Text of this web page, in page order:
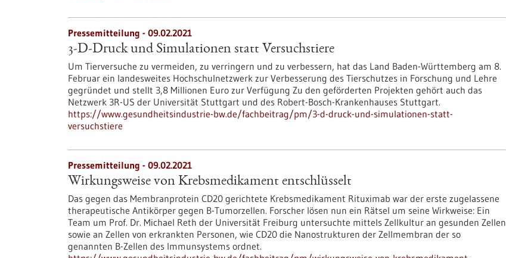
Pressemitteilung - 09.02.2021
3-D-Druck und Simulationen statt Versuchstiere
Um Tierversuche zu vermeiden, zu verringern und zu verbessern, hat das Land Baden-Württemberg am 8.
Februar ein landesweites Hochschulnetzwerk zur Verbesserung des Tierschutzes in Forschung und Lehre
gegründet und stellt 3,8 Millionen Euro zur Verfügung Zu den geförderten Projekten gehört auch das
Netzwerk 3R-US der Universität Stuttgart und des Robert-Bosch-Krankenhauses Stuttgart.
https://www.gesundheitsindustrie-bw.de/fachbeitrag/pm/3-d-druck-und-simulationen-statt-
versuchstiere
Pressemitteilung - 09.02.2021
Wirkungsweise von Krebsmedikament entschlüsselt
Das gegen das Membranprotein CD20 gerichtete Krebsmedikament Rituximab war der erste zugelassene
therapeutische Antikörper gegen B-Tumorzellen. Forscher lösen nun ein Rätsel um seine Wirkweise: Ein
Team um Prof. Dr. Michael Reth der Universität Freiburg untersuchte mittels Zellkultur an gesunden Zellen
sowie an Zellen von erkrankten Personen, wie CD20 die Nanostrukturen der Zellmembran der so
genannten B-Zellen des Immunsystems ordnet.